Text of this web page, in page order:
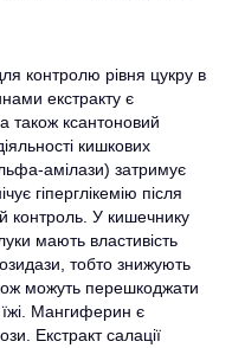
контролю рівня цукру в
екстракту є
також ксантоновий
кишкових
амілази) затримує
гіперглікемію після
контроль. У кишечнику
мають властивість
тобто знижують
можуть перешкоджати
їжі. Мангиферин є
Екстракт салації